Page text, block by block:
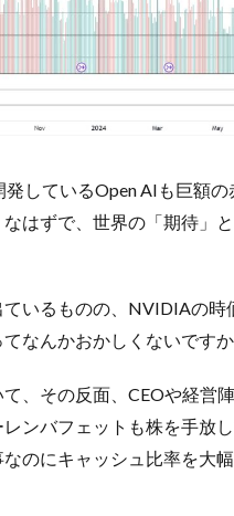
しているOpen AIも巨額の
はずで、世界の「期待」
いるものの、NVIDIAの時
なんかおかしくないですか
、その反面、CEOや経営
ンバフェットも株を手放
のにキャッシュ比率を大